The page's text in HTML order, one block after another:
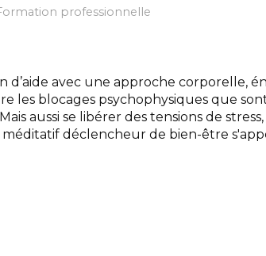
professionnelle
d’aide avec une approche corporelle,
les blocages psychophysiques que
aussi se libérer des tensions de
méditatif déclencheur de bien-être